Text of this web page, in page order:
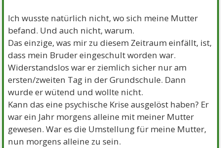
Ich wusste natürlich nicht, wo sich meine Mutter
befand. Und auch nicht, warum.
Das einzige, was mir zu diesem Zeitraum einfällt, ist,
dass mein Bruder eingeschult worden war.
Widerstandslos war er ziemlich sicher nur am
ersten/zweiten Tag in der Grundschule. Dann
wurde er wütend und wollte nicht.
Kann das eine psychische Krise ausgelöst haben? Er
war ein Jahr morgens alleine mit meiner Mutter
gewesen. War es die Umstellung für meine Mutter,
nun morgens alleine zu sein.